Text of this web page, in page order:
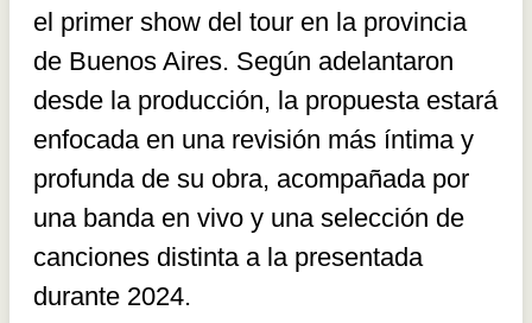
el primer show del tour en la provincia
de Buenos Aires. Según adelantaron
desde la producción, la propuesta estará
enfocada en una revisión más íntima y
profunda de su obra, acompañada por
una banda en vivo y una selección de
canciones distinta a la presentada
durante 2024.